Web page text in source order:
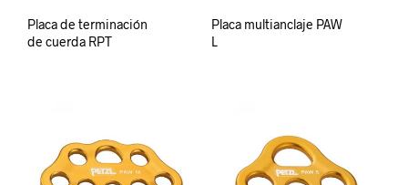
Placa de terminación
de cuerda RPT
Placa multianclaje PAW
L